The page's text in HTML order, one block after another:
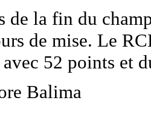
de la fin du
de mise. Le
52 points et
Balima